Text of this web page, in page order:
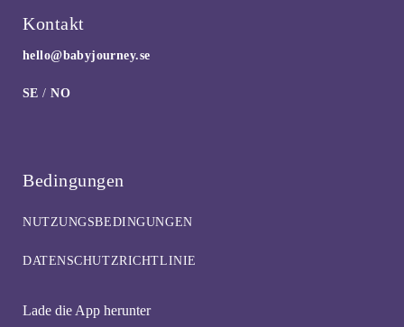
Kontakt
hello@babyjourney.se
SE /NO
Bedingungen
NUTZUNGSBEDINGUNGEN
DATENSCHUTZRICHTLINIE
Lade die App herunter